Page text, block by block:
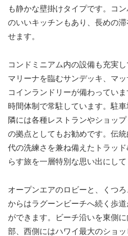
も静かな壁掛けタイプです。コ
のいいキッチンもあり、長めの
せます。
コンドミニアム内の設備も充実
マリーナを臨むサンデッキ、マ
コインランドリーが備わってい
時間体制で常駐しています。駐
隣には各種レストランやショッ
の拠点としてもお勧めです。伝
代の洗練さを兼ね備えたトラッ
らす旅を一層特別な思い出にして
オープンエアのロビーと、くつ
からはラグーンビーチへ続く歩
ができます。ビーチ沿いを東側
部、西側にはハワイ最大のショ